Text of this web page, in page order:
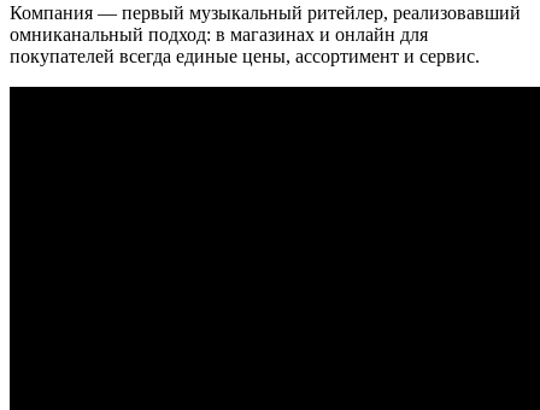
Компания — первый музыкальный ритейлер, реализовавший
омниканальный подход: в магазинах и онлайн для
покупателей всегда единые цены, ассортимент и сервис.